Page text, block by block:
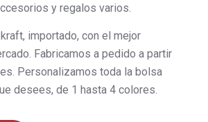
y regalos varios.
importado, con el mejor
Fabricamos a pedido a partir
Personalizamos toda la bolsa
desees, de 1 hasta 4 colores.